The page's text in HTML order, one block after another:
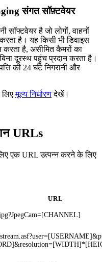
संगत सॉफ़्टवेयर
सॉफ्टवेयर है जो लोगों, वाहनों
है। यह किसी भी डिवाइस
है, असीमित कैमरों का
दूरस्थ पहुंच प्रदान करता है।
की 24 घंटे निगरानी और
लिएमूल्य निर्धारणदेखें।
URLs
एक URL उत्पन्न करने के लिए
URL